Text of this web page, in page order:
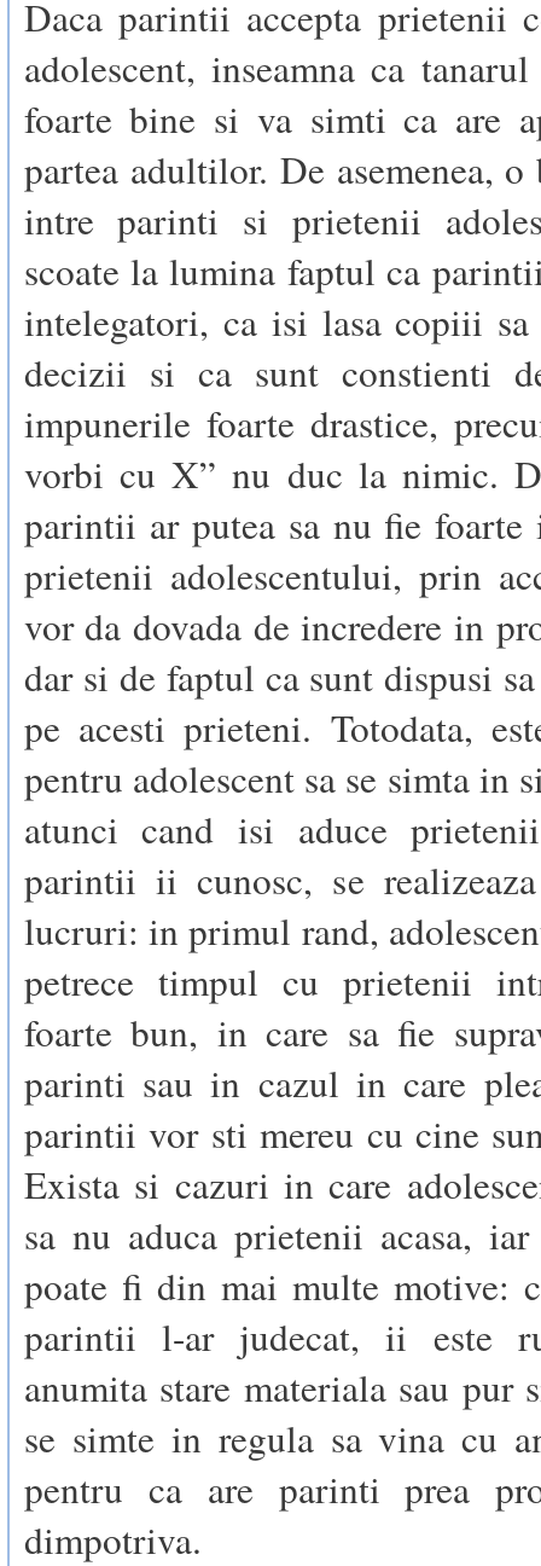
Daca parintii accepta prietenii
adolescent, inseamna ca
foarte bine si va simti ca are
partea adultilor. De asemenea,
intre parinti si prietenii
scoate la lumina faptul ca
intelegatori, ca isi lasa copiii
decizii si ca sunt constienti
impunerile foarte drastice,
vorbi cu X” nu duc la nimic.
parintii ar putea sa nu fie foarte
prietenii adolescentului, prin
vor da dovada de incredere in
dar si de faptul ca sunt dispusi
pe acesti prieteni. Totodata,
pentru adolescent sa se simta in
atunci cand isi aduce
parintii ii cunosc, se
lucruri: in primul rand,
petrece timpul cu prietenii
foarte bun, in care sa fie
parinti sau in cazul in care
parintii vor sti mereu cu cine
Exista si cazuri in care
sa nu aduca prietenii acasa,
poate fi din mai multe motive:
parintii l-ar judecat, ii este
anumita stare materiala sau pur
se simte in regula sa vina cu
pentru ca are parinti prea
dimpotriva.